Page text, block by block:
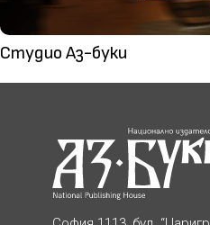
Студио Аз-буки